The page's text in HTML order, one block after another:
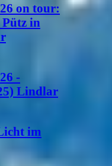
on tour:
in
-
Lindlar
im